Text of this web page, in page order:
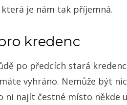
je nám tak příjemná.
kredenc
po předcích stará
vyhráno. Nemůže být
ni najít čestné místo někde